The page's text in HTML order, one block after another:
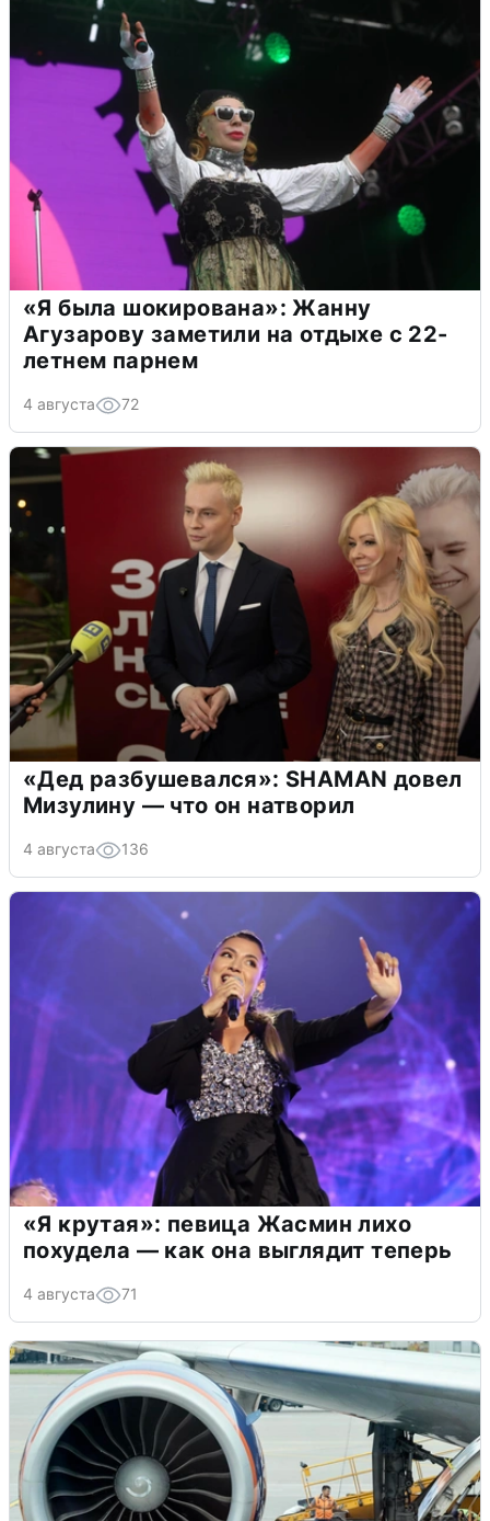
«Я была шокирована»: Жанну
Агузарову заметили на отдыхе с 22-
летнем парнем
4 августа 72
«Дед разбушевался»: SHAMAN довел
Мизулину — что он натворил
4 августа 136
«Я крутая»: певица Жасмин лихо
похудела — как она выглядит теперь
4 августа 71